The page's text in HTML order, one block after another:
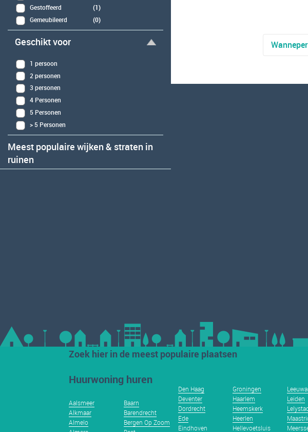
Gestoffeerd
(1)
Gemeubileerd
(0)
Geschikt voor
1 persoon
2 personen
3 personen
4 Personen
5 Personen
> 5 Personen
Meest populaire wijken & straten in
ruinen
Zoek hier in de meest populaire plaatsen
Huurwoning huren
Aalsmeer
Alkmaar
Almelo
Baarn
Barendrecht
Bergen Op Zoom
Den Haag
Deventer
Dordrecht
Ede
Eindhoven
Groningen
Haarlem
Heemskerk
Heerlen
Hellevoetsluis
Leiden